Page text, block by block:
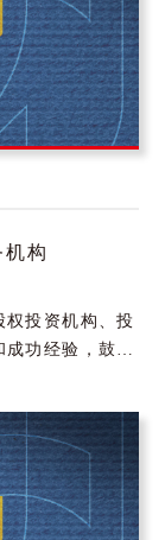
构
权投资机构、投
功经验，鼓励
业投资同业公
届湖北创投英
服务机构”。